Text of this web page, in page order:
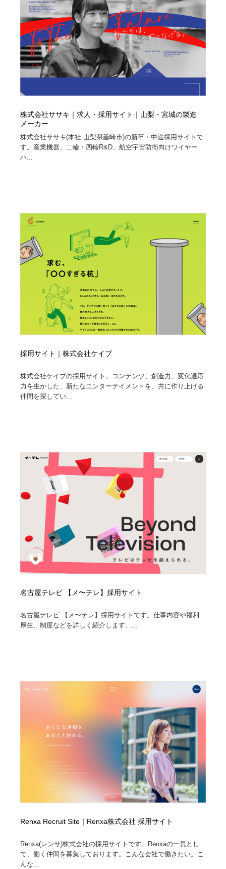
株式会社ササキ｜求人・採用サイト｜山梨・宮城の製造
メーカー
株式会社ササキ(本社:山梨県韮崎市)の新卒・中途採用サイトで
す。産業機器、二輪・四輪R&D、航空宇宙防衛向けワイヤー
ハ...
採用サイト｜株式会社ケイブ
株式会社ケイブの採用サイト。コンテンツ、創造力、変化適応
力を生かした、新たなエンターテイメントを、共に作り上げる
仲間を探してい...
名古屋テレビ 【メ〜テレ】採用サイト
名古屋テレビ 【メ〜テレ】採用サイトです。仕事内容や福利
厚生、制度などを詳しく紹介します。...
Renxa Recruit Site｜Renxa株式会社 採用サイト
Renxa(レンサ)株式会社の採用サイトです。Renxaの一員とし
て、働く仲間を募集しております。こんな会社で働きたい。こ
んな...